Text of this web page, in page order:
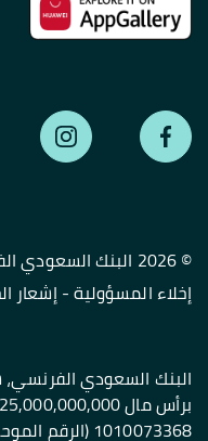
©2026 البنك السعودي الفرنسي. جميع الحقوق محفوظة.
إخلاء المسؤولية-إشعار
البنك السعودي